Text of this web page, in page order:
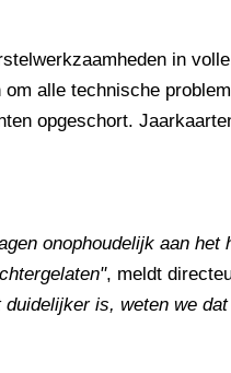
in
om alle technische
opgeschort.
onophoudelijk aan het
, meldt
is, weten we